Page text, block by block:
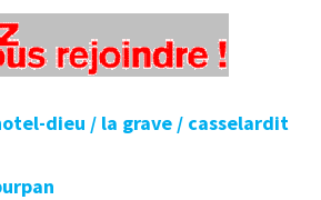
dieu / la grave / casselardit